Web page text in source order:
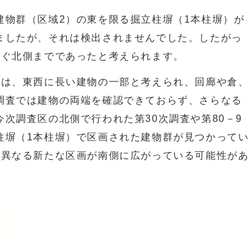
物群（区域2 ）の東を限る掘立柱塀（ 1本柱塀）が
たが、それは検出されませんでした。したがっ
北側までであったと考えられます。
、東西に長い建物の一部と考えられ、回廊や倉、
では建物の両端を確認できておらず、さらなる
次調査区の北側で行われた第30次調査や第80 －9
塀（ 1本柱塀）で区画された建物群が見つかってい
なる新たな区画が南側に広がっている可能性があ